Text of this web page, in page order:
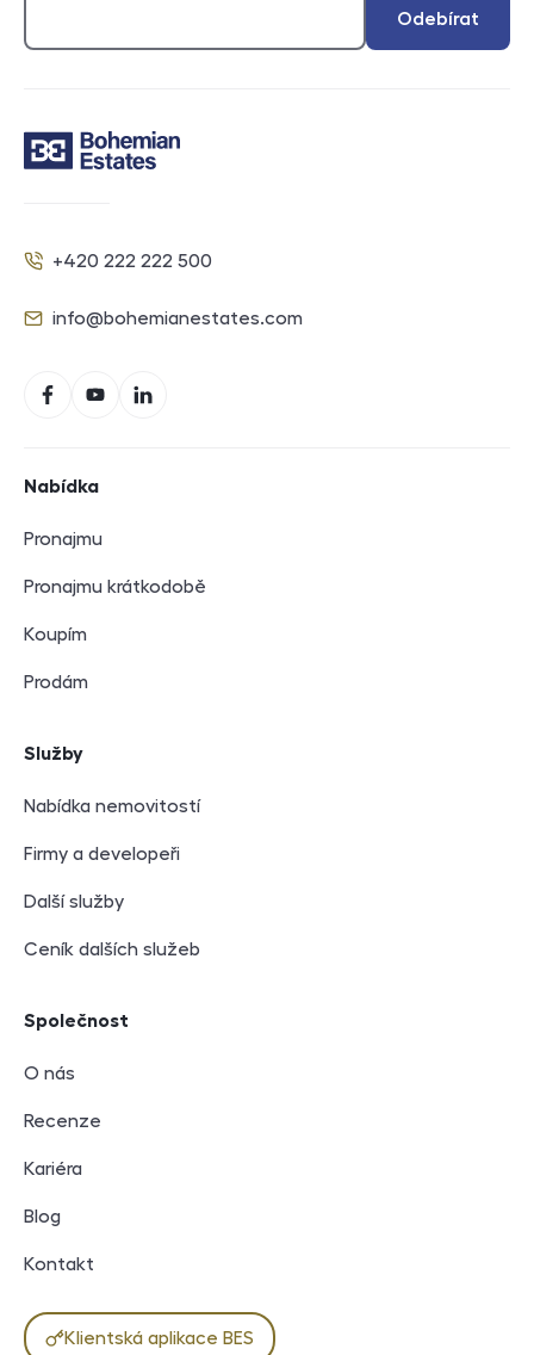
Odebírat
Telefon
+420 222 222 500
E-mail
info@bohemianestates.com
FacebookYouTubeLinkedIn
Nabídka
Pronajmu
Pronajmu krátkodobě
Koupím
Prodám
Služby
Nabídka nemovitostí
Firmy a developeři
Další služby
Ceník dalších služeb
Společnost
O nás
Recenze
Kariéra
Blog
Kontakt
Klientská aplikace BES